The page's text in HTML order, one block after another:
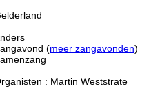
(meer zangavonden)
: Martin Weststrate